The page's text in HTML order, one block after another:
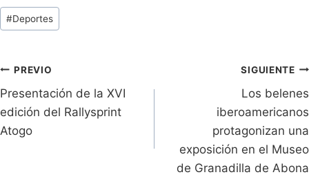
tF
ri
dl
y
k
p
Tags
de
#Deportes
Navegación
de
entradas
PREVIO
Presentación de la XVI
edición del Rallysprint
Atogo
SIGUIENTE
Los belenes
iberoamericanos
protagonizan una
exposición en el Museo
de Granadilla de Abona